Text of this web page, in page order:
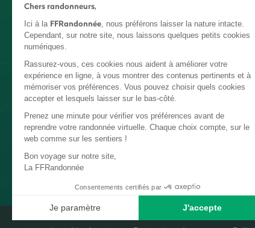
Chers randonneurs,
Ici à la FFRandonnée, nous préférons laisser la nature intacte.
Cependant, sur notre site, nous laissons quelques petits cookies
numériques.
Rassurez-vous, ces cookies nous aident à améliorer votre
expérience en ligne, à vous montrer des contenus pertinents et à
mémoriser vos préférences. Vous pouvez choisir quels cookies
accepter et lesquels laisser sur le bas-côté.
Prenez une minute pour vérifier vos préférences avant de
reprendre votre randonnée virtuelle. Chaque choix compte, sur le
web comme sur les sentiers !
Bon voyage sur notre site,
La FFRandonnée
Consentements certifiés par
Je paramètre
J'accepte